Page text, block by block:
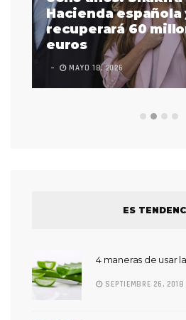
Hacienda española
recuperará 60
euros
MAYO 18, 2026
ES
4 maneras de usar
SEPTIEMBRE 26, 2018